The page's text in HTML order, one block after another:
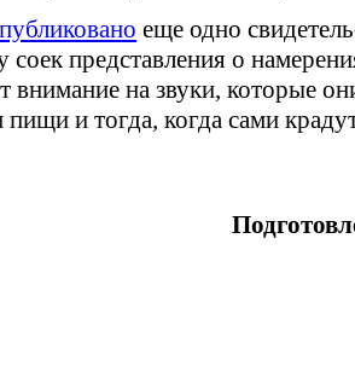
еще одно
соек представления о
на звуки, которые
и тогда, когда сами